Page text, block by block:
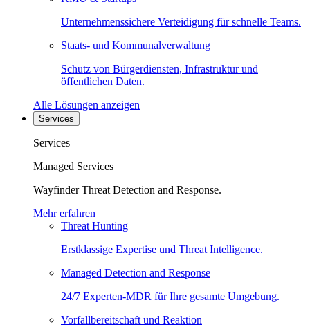
Unternehmenssichere Verteidigung für schnelle Teams.
Staats- und Kommunalverwaltung
Schutz von Bürgerdiensten, Infrastruktur und
öffentlichen Daten.
Alle Lösungen anzeigen
Services
Services
Managed Services
Wayfinder Threat Detection and Response.
Mehr erfahren
Threat Hunting
Erstklassige Expertise und Threat Intelligence.
Managed Detection and Response
24/7 Experten-MDR für Ihre gesamte Umgebung.
Vorfallbereitschaft und Reaktion